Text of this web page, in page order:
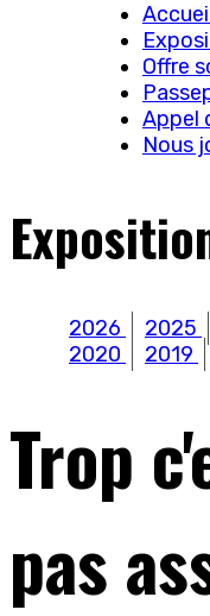
Offre
Appel
Nous
2026 2025
2020
2019
Trop
pas